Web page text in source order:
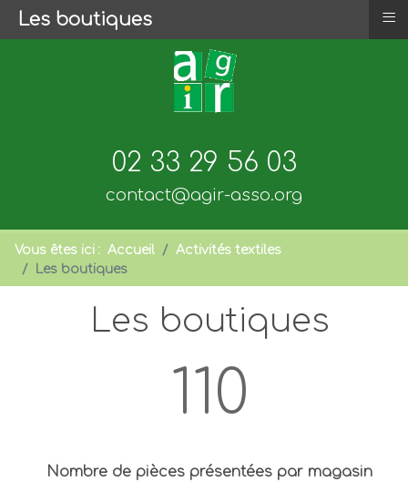
02 33 29 56 03
contact@agir-asso.org
Vous êtes ici : Accueil
Activités textiles
Les boutiques
Les boutiques
110
Nombre de pièces présentées par magasin
Les boutiques ≡